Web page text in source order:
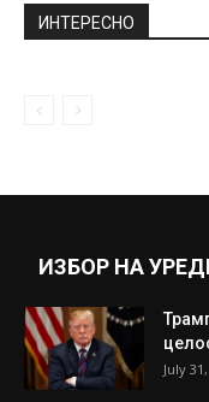
ИНТЕРЕСНО
ИЗБОР НА
July